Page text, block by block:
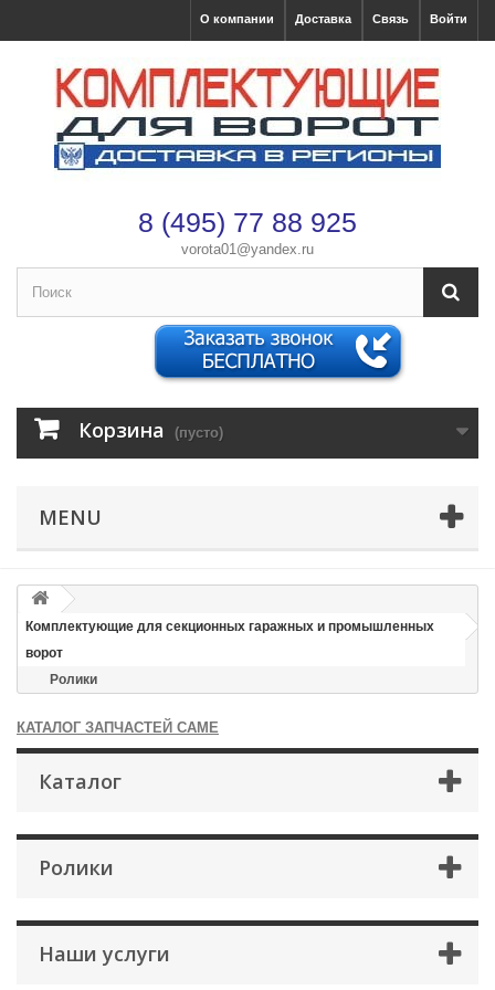
Войти
Связь
Доставка
О компании
8 (495) 77 88 925
vorota01@yandex.ru
Корзина (пусто)
MENU
Комплектующие для секционных гаражных и промышленных
ворот
Ролики
КАТАЛОГ ЗАПЧАСТЕЙ CAME
Каталог
Ролики
Наши услуги
Оформление заказа